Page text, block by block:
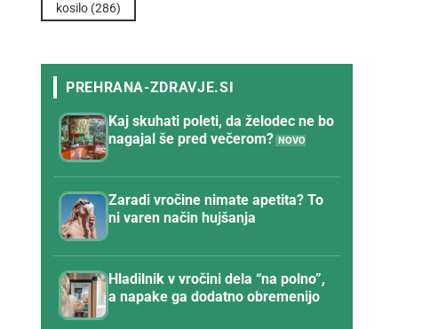
kosilo (286)
Kaj skuhati poleti, da želodec ne bo
nagajal še pred večerom?
Zaradi vročine nimate apetita? To
ni varen način hujšanja
Hladilnik v vročini dela “na polno”,
a napake ga dodatno obremenijo